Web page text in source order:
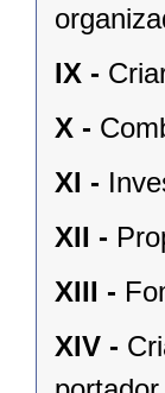
IX -
X -
XI -
XII -
XIII -
XIV -